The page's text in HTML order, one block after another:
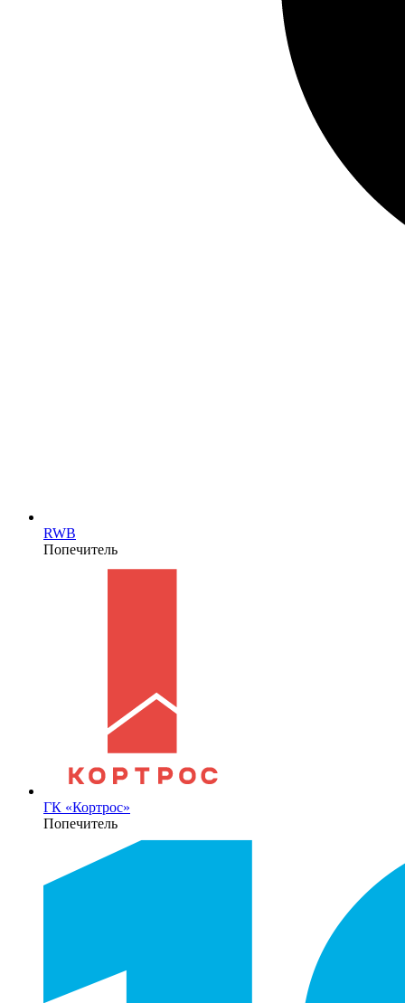
RWB
Попечитель
ГК «Кортрос»
Попечитель